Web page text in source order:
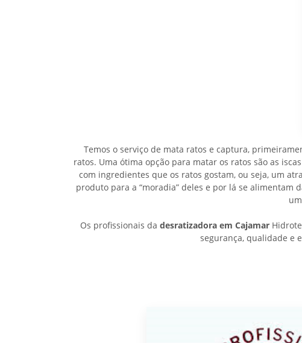
Temos o serviço de mata ratos e captura,
ratos. Uma ótima opção para matar os ratos são as
com ingredientes que os ratos gostam, ou seja, um
produto para a “moradia” deles e por lá se alimentam
Os profissionais da desratizadora em Cajamar
segurança, qualidade e